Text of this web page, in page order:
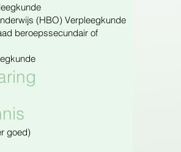
(HBO) Verpleegkunde
beroepssecundair of
goed)